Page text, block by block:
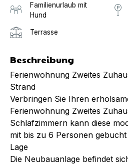
Familienurlaub mit
Hund
Terrasse
Beschreibung
Ferienwohnung Zweites
Strand
Verbringen Sie Ihren
Ferienwohnung Zweites
Schlafzimmern kann diese
mit bis zu 6 Personen
Lage
Die Neubauanlage befindet